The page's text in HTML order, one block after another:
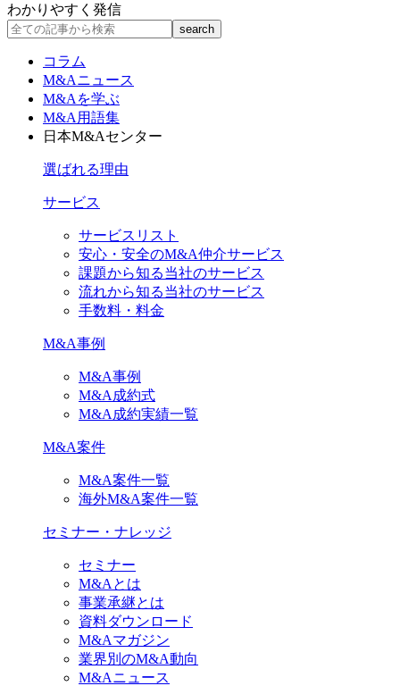
わかりやすく発信
コラム
M&Aニュース
M&Aを学ぶ
M&A用語集
日本M&Aセンター
選ばれる理由
サービス
サービスリスト
安心・安全のM&A仲介サービス
課題から知る当社のサービス
流れから知る当社のサービス
手数料・料金
M&A事例
M&A事例
M&A成約式
M&A成約実績一覧
M&A案件
M&A案件一覧
海外M&A案件一覧
セミナー・ナレッジ
セミナー
M&Aとは
事業承継とは
資料ダウンロード
M&Aマガジン
業界別のM&A動向
M&Aニュース